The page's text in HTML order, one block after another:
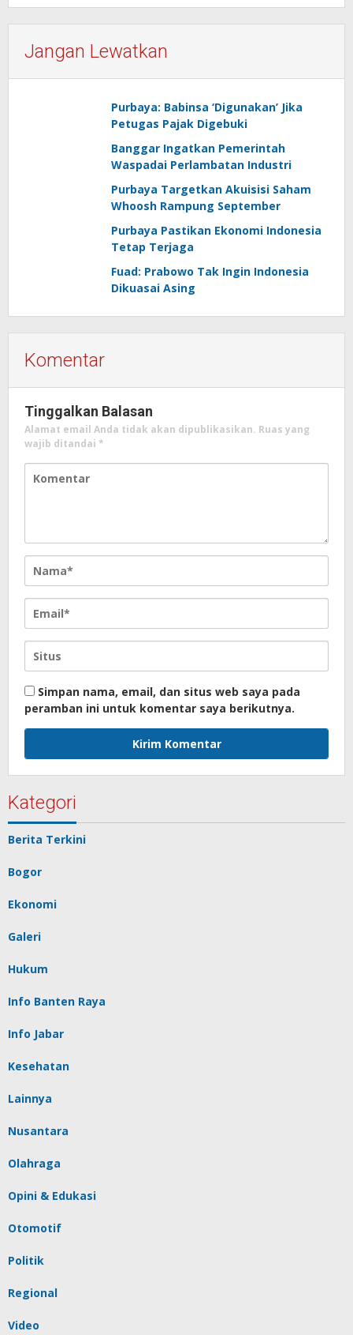
Jangan Lewatkan
Purbaya: Babinsa ‘Digunakan’ Jika
Petugas Pajak Digebuki
Banggar Ingatkan Pemerintah
Waspadai Perlambatan Industri
Purbaya Targetkan Akuisisi Saham
Whoosh Rampung September
Purbaya Pastikan Ekonomi Indonesia
Tetap Terjaga
Fuad: Prabowo Tak Ingin Indonesia
Dikuasai Asing
Komentar
Tinggalkan Balasan
Alamat email Anda tidak akan dipublikasikan. Ruas yang
wajib ditandai *
Simpan nama, email, dan situs web saya pada
peramban ini untuk komentar saya berikutnya.
Kategori
Berita Terkini
Bogor
Ekonomi
Galeri
Hukum
Info Banten Raya
Info Jabar
Kesehatan
Lainnya
Nusantara
Olahraga
Opini & Edukasi
Otomotif
Politik
Regional
Video